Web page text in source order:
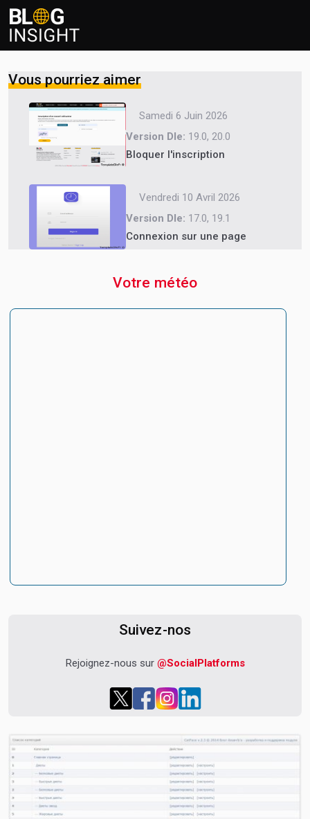
Vous pourriez aimer
Samedi 6 Juin 2026
Version Dle: 19.0, 20.0
Bloquer l'inscription
Vendredi 10 Avril 2026
Version Dle: 17.0, 19.1
Connexion sur une page
Votre météo
Suivez-nos
Rejoignez-nous sur @SocialPlatforms